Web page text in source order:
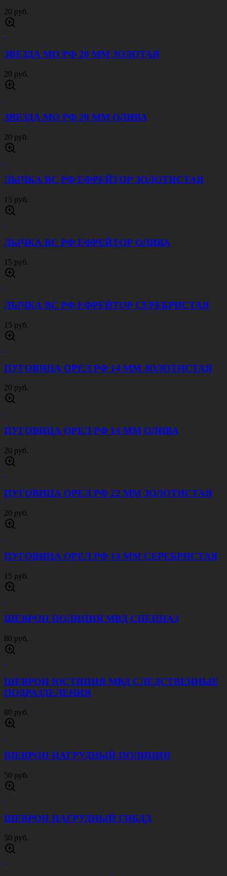
20 руб.
ЗВЕЗДА МО РФ 20 ММ ЗОЛОТАЯ
20 руб.
ЗВЕЗДА МО РФ 20 ММ ОЛИВА
20 руб.
ЛЫЧКА ВС РФ ЕФРЕЙТОР ЗОЛОТИСТАЯ
15 руб.
ЛЫЧКА ВС РФ ЕФРЕЙТОР ОЛИВА
15 руб.
ЛЫЧКА ВС РФ ЕФРЕЙТОР СЕРЕБРИСТАЯ
15 руб.
ПУГОВИЦА ОРЕЛ РФ 14 ММ ЗОЛОТИСТАЯ
20 руб.
ПУГОВИЦА ОРЕЛ РФ 14 ММ ОЛИВА
20 руб.
ПУГОВИЦА ОРЕЛ РФ 22 ММ ЗОЛОТИСТАЯ
20 руб.
ПУГОВИЦА ОРЕЛ РФ 14 ММ СЕРЕБРИСТАЯ
15 руб.
ШЕВРОН ПОЛИЦИЯ МВД СПЕЦНАЗ
80 руб.
ШЕВРОН ЮСТИЦИЯ МВД СЛЕДСТВЕННЫЕ
ПОДРАЗДЕЛЕНИЯ
80 руб.
ШЕВРОН НАГРУДНЫЙ ПОЛИЦИЯ
50 руб.
ШЕВРОН НАГРУДНЫЙ ГИБДД
50 руб.